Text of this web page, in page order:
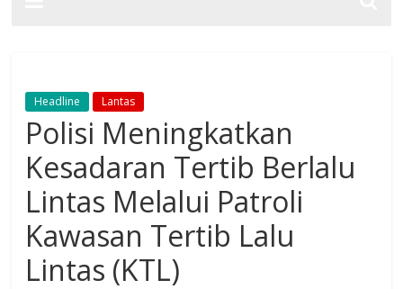
Headline Lantas
Polisi Meningkatkan
Kesadaran Tertib Berlalu
Lintas Melalui Patroli
Kawasan Tertib Lalu
Lintas (KTL)